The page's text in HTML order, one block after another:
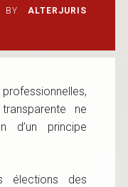
BY
ALTERJURIS
ne
d’un principe
élections des